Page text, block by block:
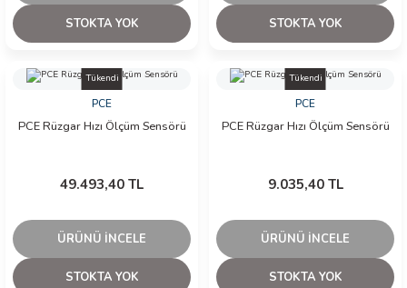
STOKTA YOK STOKTA YOK
Tükendi
PCE
PCE Rüzgar Hızı Ölçüm Sensörü
49.493,40 TL
ÜRÜNÜ İNCELE
STOKTA YOK
Tükendi
PCE
PCE Rüzgar Hızı Ölçüm Sensörü
9.035,40 TL
ÜRÜNÜ İNCELE
STOKTA YOK